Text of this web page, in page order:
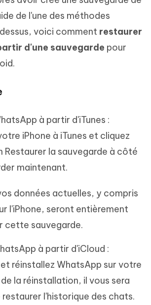
de l'une des méthodes
voici comment restaurer
d'une sauvegarde pour
à partir d'iTunes :
iPhone à iTunes et cliquez
Restaurer la sauvegarde à côté
maintenant.
données actuelles, y compris
l'iPhone, seront entièrement
cette sauvegarde.
à partir d'iCloud :
réinstallez WhatsApp sur votre
la réinstallation, il vous sera
restaurer l'historique des chats.